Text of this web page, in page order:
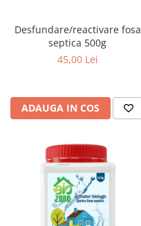
Desfundare/reactivare fosa
septica 500g
45,00 Lei
ADAUGA IN COS